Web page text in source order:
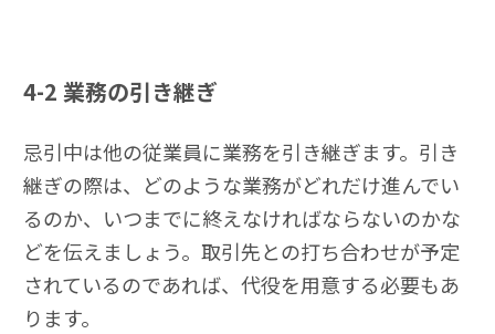
4-2 業務の引き継ぎ
忌引中は他の従業員に業務を引き継ぎます。引き
継ぎの際は、どのような業務がどれだけ進んでい
るのか、いつまでに終えなければならないのかな
どを伝えましょう。取引先との打ち合わせが予定
されているのであれば、代役を用意する必要もあ
ります。